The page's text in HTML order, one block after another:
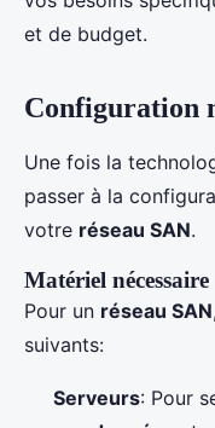
et de budget.
Configuration
Une fois la
passer à la
votre réseau SAN.
Matériel nécessaire
Pour un réseau SAN
suivants:
Serveurs: Pour